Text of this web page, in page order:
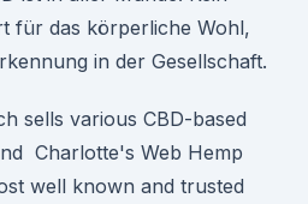
für das körperliche Wohl,
in der Gesellschaft.
sells various CBD-based
Charlotte's Web Hemp
well known and trusted